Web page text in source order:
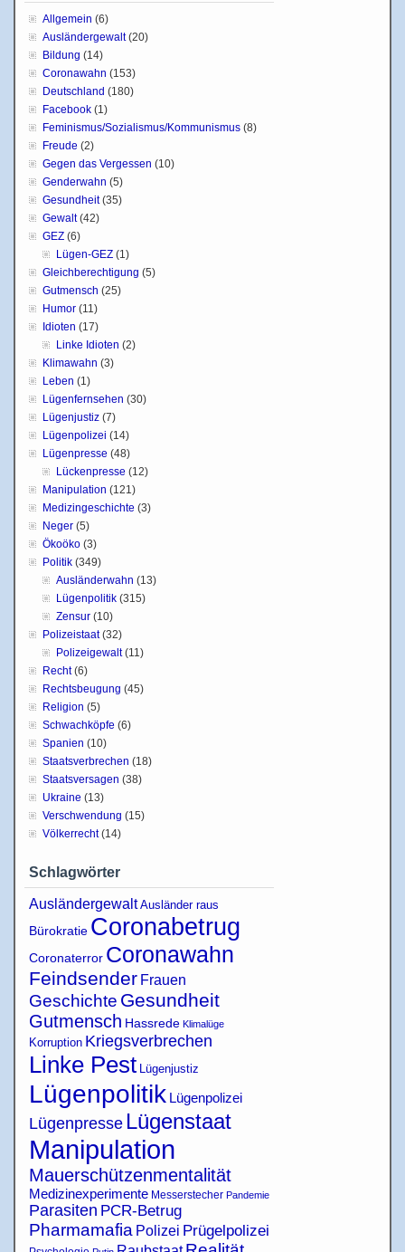
Allgemein (6)
Ausländergewalt(20)
Bildung (14)
Coronawahn (153)
Deutschland (180)
Facebook (1)
Feminismus/Sozialismus/Kommunismus (8)
Freude (2)
Gegen das Vergessen (10)
Genderwahn (5)
Gesundheit(35)
Gewalt(42)
GEZ (6)
Lügen-GEZ (1)
Gleichberechtigung (5)
Gutmensch (25)
Humor (11)
Idioten (17)
Linke Idioten (2)
Klimawahn (3)
Leben (1)
Lügenfernsehen (30)
Lügenjustiz (7)
Lügenpolizei (14)
Lügenpresse (48)
Lückenpresse (12)
Manipulation (121)
Medizingeschichte (3)
Neger (5)
Ökoöko (3)
Politik (349)
Ausländerwahn (13)
Lügenpolitik (315)
Zensur (10)
Polizeistaat(32)
Polizeigewalt(11)
Recht(6)
Rechtsbeugung (45)
Religion (5)
Schwachköpfe (6)
Spanien (10)
Staatsverbrechen (18)
Staatsversagen (38)
Ukraine (13)
Verschwendung (15)
Völkerrecht(14)
Schlagwörter
Ausländergewalt Ausländer raus
Bürokratie Coronabetrug
Coronaterror Coronawahn
Feindsender Frauen
Geschichte Gesundheit
Gutmensch Hassrede Klimalüge
Korruption Kriegsverbrechen
Linke Pest Lügenjustiz
Lügenpolitik Lügenpolizei
Lügenpresse Lügenstaat
Manipulation
Mauerschützenmentalität
Medizinexperimente Messerstecher Pandemie
Parasiten PCR-Betrug
Pharmamafia Polizei Prügelpolizei